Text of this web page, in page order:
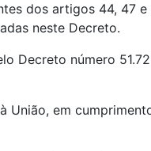
dos artigos 44, 47
neste Decreto.
Decreto número
União, em